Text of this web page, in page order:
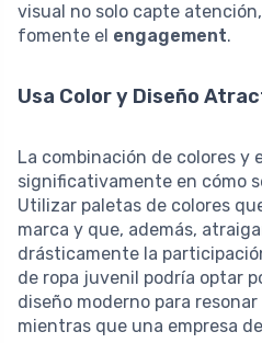
visual no solo capte
fomente el engagement.
Usa Color y Diseño
La combinación de colores y
significativamente en cómo
Utilizar paletas de colores
marca y que, además,
drásticamente la
de ropa juvenil podría optar
diseño moderno para
mientras que una empresa